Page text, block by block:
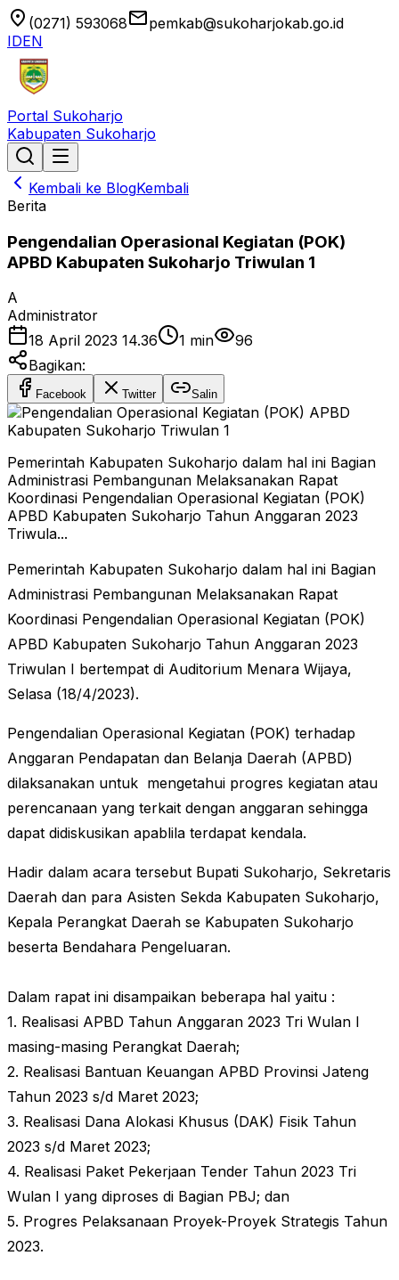
location_on (0271) 593068emailpemkab@sukoharjokab.go.id
IDEN
Portal Sukoharjo
Kabupaten Sukoharjo
Kembali ke BlogKembali
Berita
Pengendalian Operasional Kegiatan (POK)
APBD Kabupaten Sukoharjo Triwulan 1
A
Administrator
18 April 2023 14.36
1 min
96
Bagikan:
Facebook Twitter Salin
Pemerintah Kabupaten Sukoharjo dalam hal ini Bagian
Administrasi Pembangunan Melaksanakan Rapat
Koordinasi Pengendalian Operasional Kegiatan (POK)
APBD Kabupaten Sukoharjo Tahun Anggaran 2023
Triwula...
Pemerintah Kabupaten Sukoharjo dalam hal ini Bagian
Administrasi Pembangunan Melaksanakan Rapat
Koordinasi Pengendalian Operasional Kegiatan (POK)
APBD Kabupaten Sukoharjo Tahun Anggaran 2023
Triwulan I bertempat di Auditorium Menara Wijaya,
Selasa (18/4/2023).
Pengendalian Operasional Kegiatan (POK) terhadap
Anggaran Pendapatan dan Belanja Daerah (APBD)
dilaksanakan untuk mengetahui progres kegiatan atau
perencanaan yang terkait dengan anggaran sehingga
dapat didiskusikan apablila terdapat kendala.
Hadir dalam acara tersebut Bupati Sukoharjo, Sekretaris
Daerah dan para Asisten Sekda Kabupaten Sukoharjo,
Kepala Perangkat Daerah se Kabupaten Sukoharjo
beserta Bendahara Pengeluaran.
Dalam rapat ini disampaikan beberapa hal yaitu :
1. Realisasi APBD Tahun Anggaran 2023 Tri Wulan I
masing-masing Perangkat Daerah;
2. Realisasi Bantuan Keuangan APBD Provinsi Jateng
Tahun 2023 s/d Maret 2023;
3. Realisasi Dana Alokasi Khusus (DAK) Fisik Tahun
2023 s/d Maret 2023;
4. Realisasi Paket Pekerjaan Tender Tahun 2023 Tri
Wulan I yang diproses di Bagian PBJ; dan
5. Progres Pelaksanaan Proyek-Proyek Strategis Tahun
2023.